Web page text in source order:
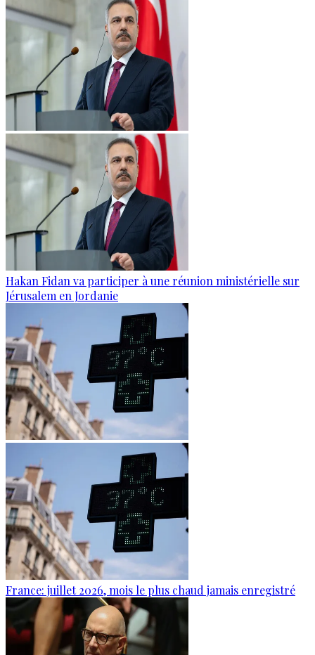
Hakan Fidan va participer à une réunion ministérielle sur
Jérusalem en Jordanie
France: juillet 2026, mois le plus chaud jamais enregistré